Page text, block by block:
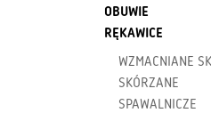
OBUWIE
RĘKAWICE
WZMACNIANE
SKÓRZANE
SPAWALNICZE